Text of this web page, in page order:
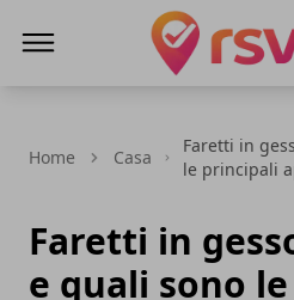
Home Casa
Faretti in
le principali
Faretti in
e quali sono